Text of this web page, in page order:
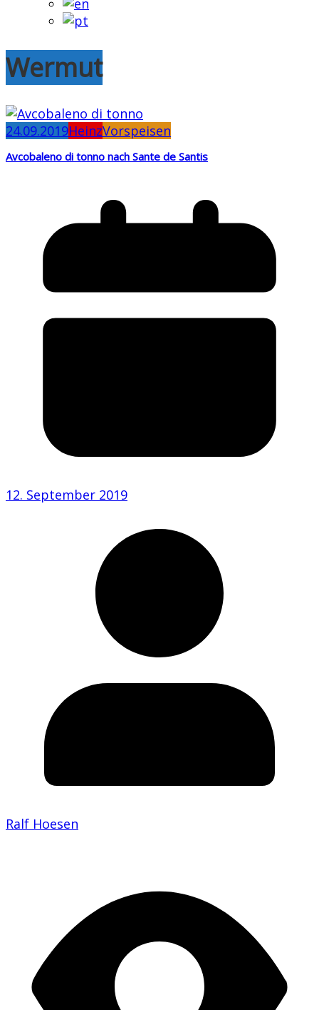
Wermut
24.09.2019HeinzVorspeisen
Avcobaleno di tonno nach Sante de Santis
12. September 2019
Ralf Hoesen